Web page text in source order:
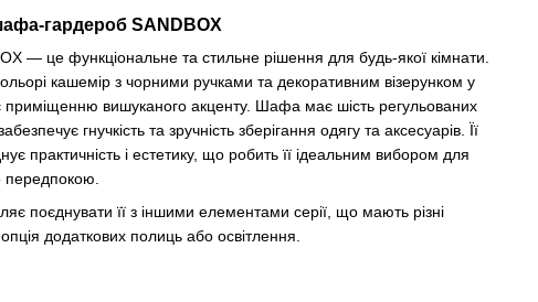
гардероб SANDBOX
— це функціональне та стильне рішення для будь-якої кімнати.
кашемір з чорними ручками та декоративним візерунком у
приміщенню вишуканого акценту. Шафа має шість регульованих
гнучкість та зручність зберігання одягу та аксесуарів. Її
практичність і естетику, що робить її ідеальним вибором для
передпокою.
поєднувати її з іншими елементами серії, що мають різні
додаткових полиць або освітлення.